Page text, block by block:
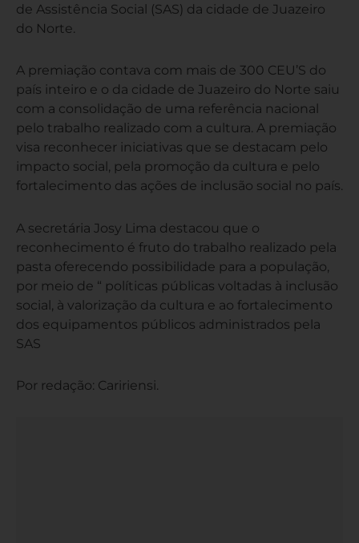
de Assistência Social (SAS) da cidade de Juazeiro
do Norte.
A premiação contava com mais de 300 CEU’S do
país inteiro e o da cidade de Juazeiro do Norte saiu
com a consolidação de uma referência nacional
pelo trabalho realizado com a cultura. A premiação
visa reconhecer iniciativas que se destacam pelo
impacto social, pela promoção da cultura e pelo
fortalecimento das ações de inclusão social no país.
A secretária Josy Lima destacou que o
reconhecimento é fruto do trabalho realizado pela
pasta oferecendo possibilidade para a população,
por meio de “ políticas públicas voltadas à inclusão
social, à valorização da cultura e ao fortalecimento
dos equipamentos públicos administrados pela
SAS
Por redação: Caririensi.